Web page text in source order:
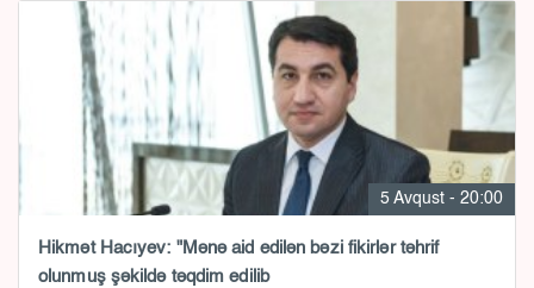
5 Avqust - 20:00
Hikmət Hacıyev: "Mənə aid edilən bəzi fikirlər təhrif
olunmuş şəkildə təqdim edilib